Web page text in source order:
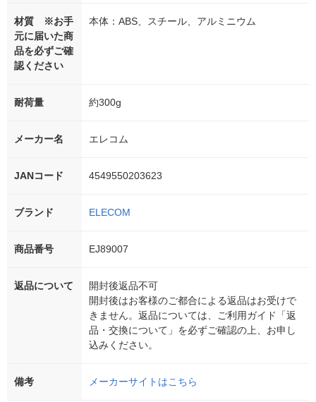
材質 ※お手
元に届いた商
品を必ずご確
認ください
本体：ABS、スチール、アルミニウム
耐荷量 約300g
メーカー名 エレコム
JANコード 4549550203623
ブランド ELECOM
商品番号 EJ89007
返品について
開封後返品不可
開封後はお客様のご都合による返品はお受けで
きません。返品については、ご利用ガイド「返
品・交換について」を必ずご確認の上、お申し
込みください。
備考 メーカーサイトはこちら